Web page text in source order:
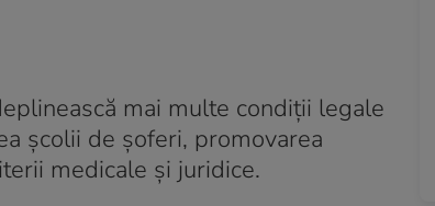
mai multe condiții legale
școlii de șoferi, promovarea
medicale și juridice.